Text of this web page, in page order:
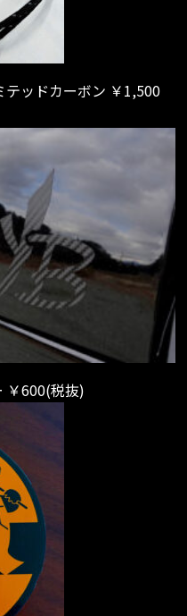
テッドカーボン ￥1,500
￥600(税抜)